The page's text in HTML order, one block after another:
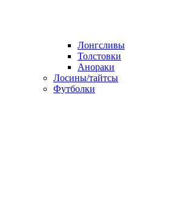
Лонгсливы
Толстовки
Анораки
Лосины/тайтсы
Футболки